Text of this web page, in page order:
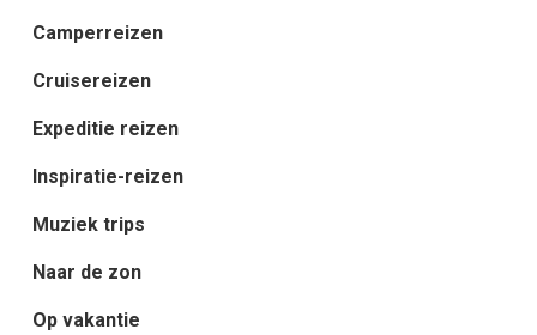
Camperreizen
Cruisereizen
Expeditie reizen
Inspiratie-reizen
Muziek trips
Naar de zon
Op vakantie